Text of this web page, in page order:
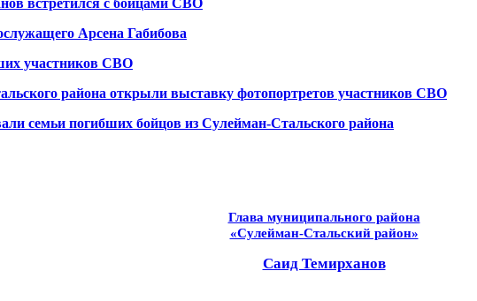
встретился с бойцами СВО
Арсена Габибова
участников СВО
района открыли выставку фотопортретов участников СВО
семьи погибших бойцов из Сулейман-Стальского района
Глава муниципального района
«Сулейман-Стальский район»
Саид Темирханов